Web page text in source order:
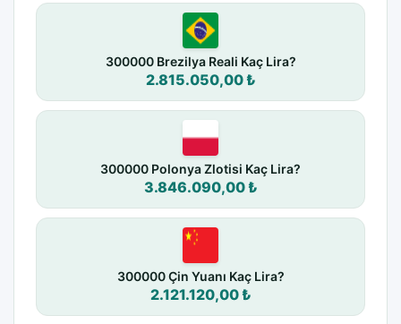
300000 Brezilya Reali Kaç Lira?
2.815.050,00 ₺
300000 Polonya Zlotisi Kaç Lira?
3.846.090,00 ₺
300000 Çin Yuanı Kaç Lira?
2.121.120,00 ₺